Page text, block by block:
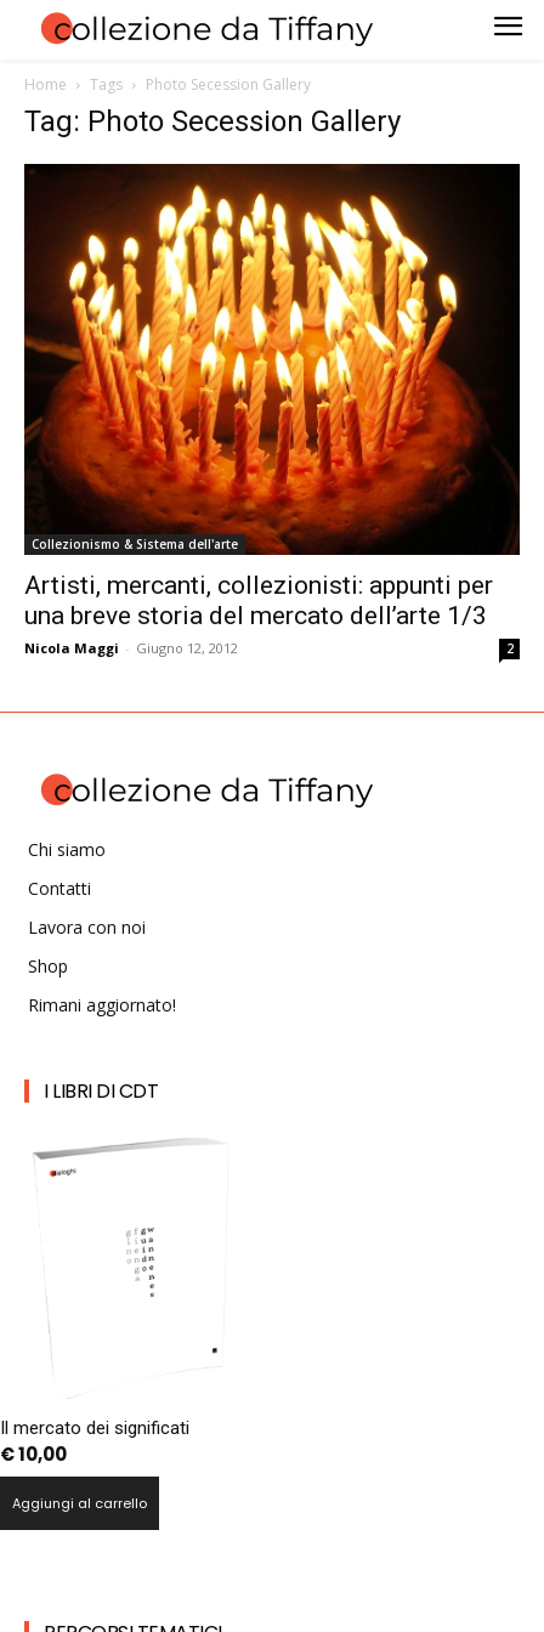
Home Tags Photo Secession Gallery
Tag: Photo Secession Gallery
Collezionismo & Sistema dell'arte
Artisti, mercanti, collezionisti: appunti per
una breve storia del mercato dell’arte 1/3
Nicola Maggi - Giugno 12, 2012 2
Chi siamo
Contatti
Lavora con noi
Shop
Rimani aggiornato!
I LIBRI DI CDT
Il mercato dei significati
€10,00
Aggiungi al carrello